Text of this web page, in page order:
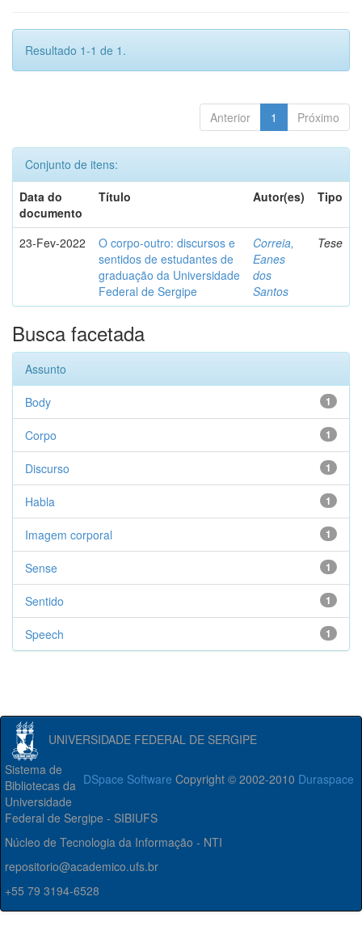
Resultado 1-1 de 1.
Anterior 1 Próximo
Conjunto de itens:
Data do
documento
Título Autor(es) Tipo
23-Fev-2022
O corpo-outro: discursos e
sentidos de estudantes de
graduação da Universidade
Federal de Sergipe
Correia,
Eanes
dos
Santos
Tese
Busca facetada
Assunto
1
Body
1
Corpo
1
Discurso
1
Habla
1
Imagem corporal
1
Sense
1
Sentido
1
Speech
UNIVERSIDADE FEDERAL DE SERGIPE
DSpace Software Copyright © 2002-2010 Duraspace
Sistema de
Bibliotecas da
Universidade
Federal de Sergipe - SIBIUFS
Núcleo de Tecnologia da Informação - NTI
repositorio@academico.ufs.br
+55 79 3194-6528